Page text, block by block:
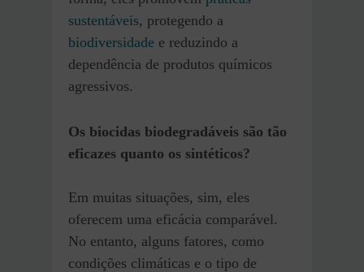
sustentáveis, protegendo a
biodiversidade e reduzindo a
dependência de produtos químicos
agressivos.
Os biocidas biodegradáveis são tão
eficazes quanto os sintéticos?
Em muitas situações, sim, eles
oferecem uma eficácia comparável.
No entanto, alguns fatores, como
condições climáticas e o tipo de